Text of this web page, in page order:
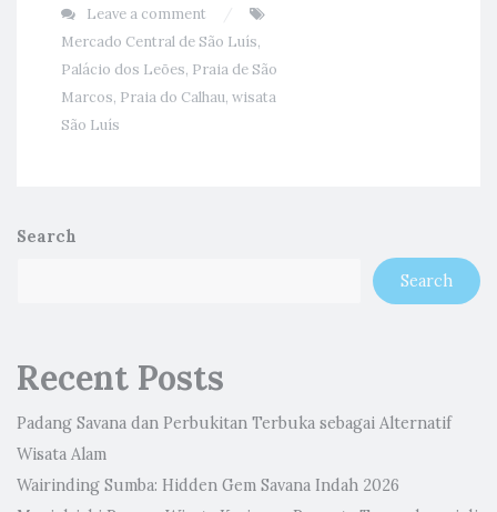
Leave a comment
Mercado Central de São Luís,
Palácio dos Leões, Praia de São
Marcos, Praia do Calhau, wisata
São Luís
Search
Search
Recent Posts
Padang Savana dan Perbukitan Terbuka sebagai Alternatif
Wisata Alam
Wairinding Sumba: Hidden Gem Savana Indah 2026